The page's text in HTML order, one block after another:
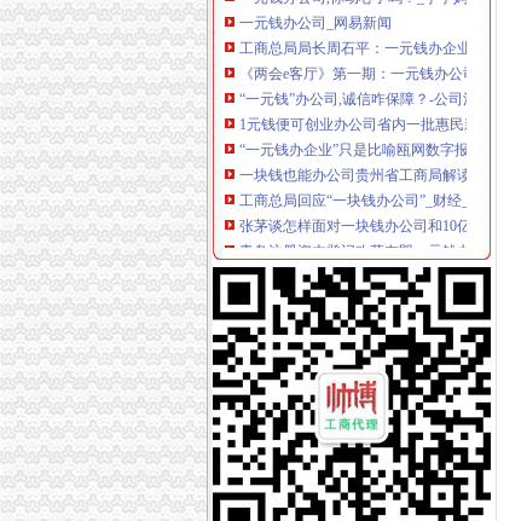
工商总局局长周石平：一元钱办企业只是比喻
《两会e客厅》第一期：一元钱办公司可能吗
“一元钱”办公司,诚信咋保障？-公司法-维权频
1元钱便可创业办公司省内一批惠民新政今起
“一元钱办企业”只是比喻瓯网数字报-温州日
一块钱也能办公司贵州省工商局解读注册资
工商总局回应“一块钱办公司”_财经_腾讯网
张茅谈怎样面对一块钱办公司和10亿元注册
青岛注册资本登记改革在即一元钱办公司成
工商总局：一块钱办公司是比喻不花钱办公
自贸区可实现“一元钱办公司”_新浪新闻
工商总局局长：“一块钱办公司”只是个比喻_
张茅回应“一块钱办公司”：不花钱办公司不可
“一块钱可办公司只是形象比喻”工商总局：
济南放宽工商登记准入“一元钱办公司”成为可
1元钱办企业没那么容易一年各项费用近2万-
15条新税服务下哪些产业园可一元钱办公司
“一元钱办企业”只是比喻_中国江苏网
湖北将统一启用新版营业执照一元钱也能办公
湖北将统一启用新版营业执照一元钱也能办公